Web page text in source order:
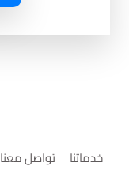
خدماتنا تواصل معنا